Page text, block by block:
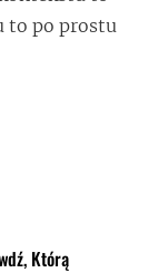
to po prostu
Którą